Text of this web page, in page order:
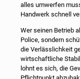
alles umwerfen
Handwerk schnell
Wer seinen Betrieb
Police, sondern
die Verlässlichkeit
wirtschaftliche
lohnt es sich, die